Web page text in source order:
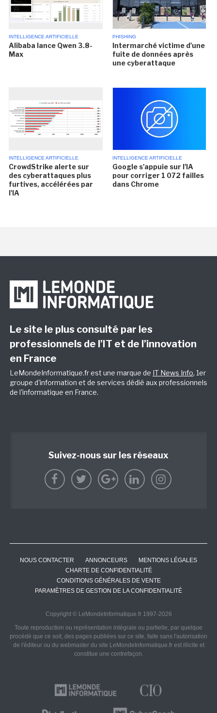
INTELLIGENCE ARTIFICIELLE
Alibaba lance Qwen 3.8-
Max
PHISHING
Intermarché victime d'une
fuite de données après
une cyberattaque
INTELLIGENCE ARTIFICIELLE
CrowdStrike alerte sur
des cyberattaques plus
furtives, accélérées par
l'IA
INTELLIGENCE ARTIFICIELLE
Google s'appuie sur l'IA
pour corriger 1 072 failles
dans Chrome
Le site le plus consulté par les
professionnels de l’IT et de l’innovation
en France
LeMondeInformatique.fr est une marque de IT News Info, 1er
groupe d'information et de services dédié aux professionnels
de l'informatique en France.
Suivez-nous sur les réseaux
NOUS CONTACTER ANNONCEURS
MENTIONS LÉGALES
CHARTE DE CONFIDENTIALITÉ
CONDITIONS GÉNÉRALES DE VENTE
PARAMÈTRES DE GESTION DE LA CONFIDENTIALITÉ
Copyright © LeMondeInformatique.fr 1997-2026
Toute reproduction ou représentation intégrale ou partielle, par quelque
procédé que ce soit, des pages publiées sur ce site, faite sans l'autorisation
de l'éditeur ou du webmaster du site LeMondeInformatique.fr est illicite et
constitue une contrefaçon.